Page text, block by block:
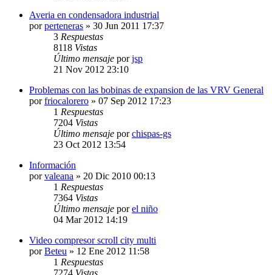
Averia en condensadora industrial
porperteneras » 30 Jun 2011 17:37
3 Respuestas
8118 Vistas
Último mensaje porjsp
21 Nov 2012 23:10
Problemas con las bobinas de expansion de las VRV General
porfriocalorero » 07 Sep 2012 17:23
1 Respuestas
7204 Vistas
Último mensaje porchispas-gs
23 Oct 2012 13:54
Información
porvaleana » 20 Dic 2010 00:13
1 Respuestas
7364 Vistas
Último mensaje porel niño
04 Mar 2012 14:19
Video compresor scroll city multi
porBeteu » 12 Ene 2012 11:58
1 Respuestas
7274 Vistas